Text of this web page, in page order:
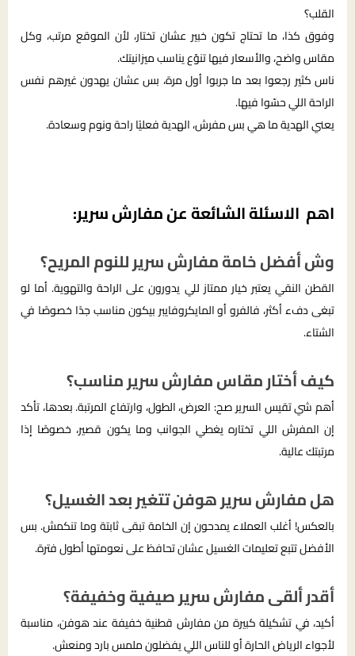
القلب؟
وفوق كذا، ما تحتاج تكون خبير عشان تختار، لأن الموقع مرتب، وكل
مقاس واضح، والأسعار فيها تنوّع يناسب ميزانيتك.
ناس كثير رجعوا بعد ما جربوا أول مرة، بس عشان يهدون غيرهم نفس
الراحة اللي حسّوا فيها.
يعني الهدية ما هي بس مفرش، الهدية فعليًا راحة ونوم وسعادة.
اهم الاسئلة الشائعة عن مفارش سرير:
وش أفضل خامة مفارش سرير للنوم المريح؟
القطن النقي يعتبر خيار ممتاز للي يدورون على الراحة والتهوية. أما لو
تبغى دفء أكثر، فالفرو أو المايكروفايبر بيكون مناسب جدًا خصوصًا في
الشتاء.
كيف أختار مقاس مفارش سرير مناسب؟
أهم شي تقيس السرير صح: العرض، الطول، وارتفاع المرتبة. بعدها، تأكد
إن المفرش اللي تختاره يغطي الجوانب وما يكون قصير، خصوصًا إذا
مرتبتك عالية.
هل مفارش سرير هوفن تتغير بعد الغسيل؟
بالعكس! أغلب العملاء يمدحون إن الخامة تبقى ثابتة وما تنكمش. بس
الأفضل تتبع تعليمات الغسيل عشان تحافظ على نعومتها أطول فترة.
أقدر ألقى مفارش سرير صيفية وخفيفة؟
أكيد، في تشكيلة كبيرة من مفارش قطنية خفيفة عند هوفن، مناسبة
لأجواء الرياض الحارة أو للناس اللي يفضلون ملمس بارد ومنعش.